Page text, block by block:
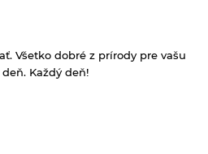
Všetko dobré z prírody pre vašu
Každý deň!